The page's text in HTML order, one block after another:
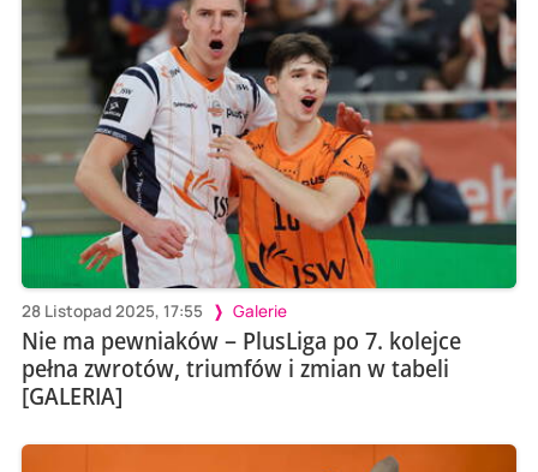
28 Listopad 2025, 17:55 Galerie
Nie ma pewniaków – PlusLiga po 7. kolejce
pełna zwrotów, triumfów i zmian w tabeli
[GALERIA]